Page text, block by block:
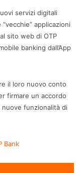
servizi digitali
applicazioni
sito web di OTP
banking dall’App
il loro nuovo conto
firmare un accordo
funzionalità di
Bank